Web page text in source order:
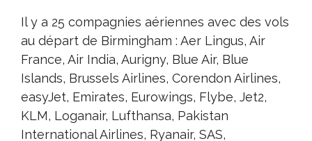
Il y a 25 compagnies aériennes avec des vols
au départ de Birmingham : Aer Lingus, Air
France, Air India, Aurigny, Blue Air, Blue
Islands, Brussels Airlines, Corendon Airlines,
easyJet, Emirates, Eurowings, Flybe, Jet2,
KLM, Loganair, Lufthansa, Pakistan
International Airlines, Ryanair, SAS,